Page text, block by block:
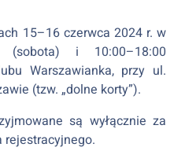
15–16 czerwca 2024 r. w
(sobota) i 10:00–18:00
Warszawianka, przy ul.
(tzw. „dolne korty”).
są wyłącznie za